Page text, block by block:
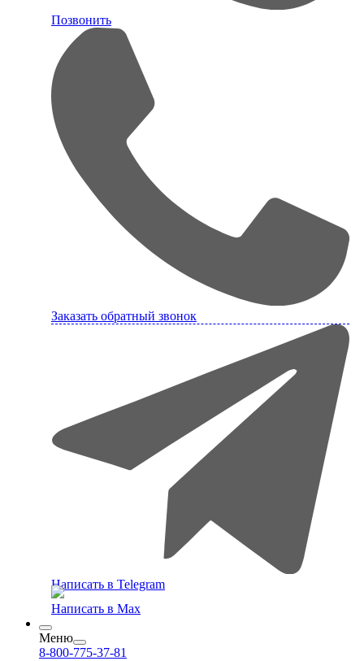
Позвонить
Заказать обратный звонок
Написать в Telegram
Написать в Max
Меню
8-800-775-37-81